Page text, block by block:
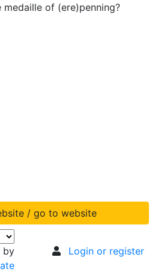
medaille of (ere)penning?
/ go to website
by
Login or register